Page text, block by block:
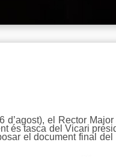
el Rector
és tasca del Vicari
el document final